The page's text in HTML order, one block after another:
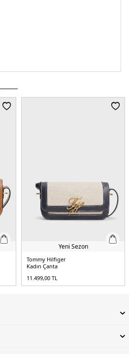
Yeni Sezon
Tommy Hilfiger
Kadın Çanta
11.499,00 TL